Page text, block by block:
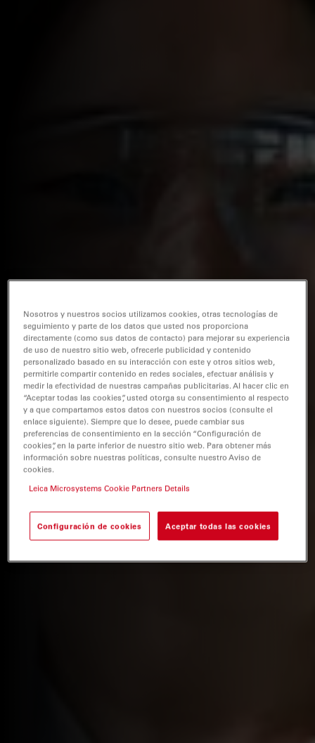
Nosotros y nuestros socios utilizamos cookies, otras tecnologías de
seguimiento y parte de los datos que usted nos proporciona
directamente (como sus datos de contacto) para mejorar su experiencia
de uso de nuestro sitio web, ofrecerle publicidad y contenido
personalizado basado en su interacción con este y otros sitios web,
permitirle compartir contenido en redes sociales, efectuar análisis y
medir la efectividad de nuestras campañas publicitarias. Al hacer clic en
“Aceptar todas las cookies”, usted otorga su consentimiento al respecto
y a que compartamos estos datos con nuestros socios (consulte el
enlace siguiente). Siempre que lo desee, puede cambiar sus
preferencias de consentimiento en la sección “Configuración de
cookies”, en la parte inferior de nuestro sitio web. Para obtener más
información sobre nuestras políticas, consulte nuestro Aviso de
cookies.
Leica Microsystems Cookie Partners Details
Configuración de cookies Aceptar todas las cookies